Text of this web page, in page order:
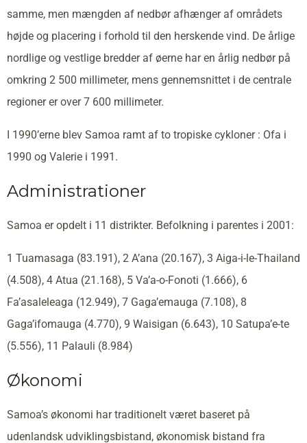
samme, men mængden af nedbør afhænger af områdets
højde og placering i forhold til den herskende vind. De årlige
nordlige og vestlige bredder af øerne har en årlig nedbør på
omkring 2 500 millimeter, mens gennemsnittet i de centrale
regioner er over 7 600 millimeter.
I 1990’erne blev Samoa ramt af to tropiske cykloner : Ofa i
1990 og Valerie i 1991.
Administrationer
Samoa er opdelt i 11 distrikter. Befolkning i parentes i 2001:
1 Tuamasaga (83.191), 2 A’ana (20.167), 3 Aiga-i-le-Thailand
(4.508), 4 Atua (21.168), 5 Va’a-o-Fonoti (1.666), 6
Fa’asaleleaga (12.949), 7 Gaga’emauga (7.108), 8
Gaga’ifomauga (4.770), 9 Waisigan (6.643), 10 Satupa’e-te
(5.556), 11 Palauli (8.984)
Økonomi
Samoa’s økonomi har traditionelt været baseret på
udenlandsk udviklingsbistand, økonomisk bistand fra